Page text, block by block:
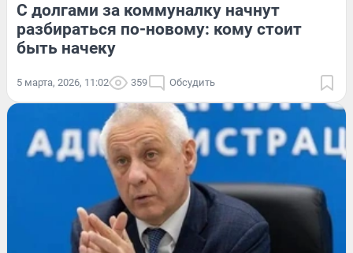
С долгами за коммуналку начнут
разбираться по-новому: кому стоит
быть начеку
5 марта, 2026, 11:02 359 Обсудить